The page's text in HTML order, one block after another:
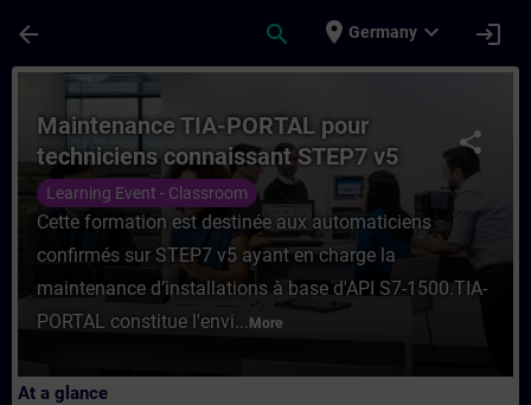
arrow_back search place Germany expand_more login
Course - Maintenance TIA-PORTAL
share
Maintenance TIA-PORTAL pour
techniciens connaissant STEP7 v5
Learning Event - Classroom
Cette formation est destinée aux automaticiens
confirmés sur STEP7 v5 ayant en charge la
maintenance d’installations à base d'API S7-1500.TIA-
PORTAL constitue l'envi... More
At a glance